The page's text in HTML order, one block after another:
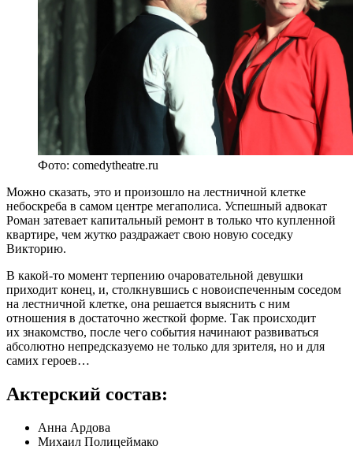
Фото: comedytheatre.ru
Можно сказать, это и произошло на лестничной клетке
небоскреба в самом центре мегаполиса. Успешный адвокат
Роман затевает капитальный ремонт в только что купленной
квартире, чем жутко раздражает свою новую соседку
Викторию.
В какой-то момент терпению очаровательной девушки
приходит конец, и, столкнувшись с новоиспеченным соседом
на лестничной клетке, она решается выяснить с ним
отношения в достаточно жесткой форме. Так происходит
их знакомство, после чего события начинают развиваться
абсолютно непредсказуемо не только для зрителя, но и для
самих героев…
Актерский состав:
Анна Ардова
Михаил Полицеймако